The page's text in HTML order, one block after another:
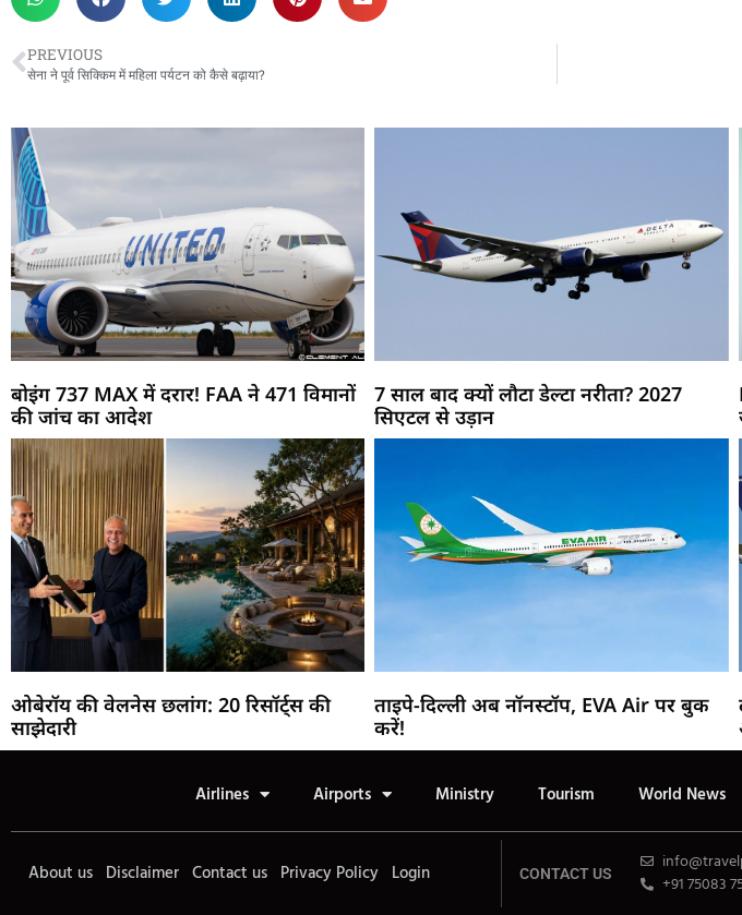
PREVIOUS
सेना ने पूर्व सिक्किम में महिला पर्यटन को कैसे बढ़ाया?
बोइंग 737 MAX में दरार! FAA ने 471 विमानों
की जांच का आदेश
7 साल बाद क्यों लौटा डेल्टा नरीता? 2027
सिएटल से उड़ान
ओबेरॉय की वेलनेस छलांग: 20 रिसॉर्ट्स की
साझेदारी
ताइपे-दिल्ली अब नॉनस्टॉप, EVA Air पर बुक
करें!
Airlines Airports Ministry Tourism World News
About us Disclaimer Contact us Privacy Policy Login CONTACT US
+91 75083